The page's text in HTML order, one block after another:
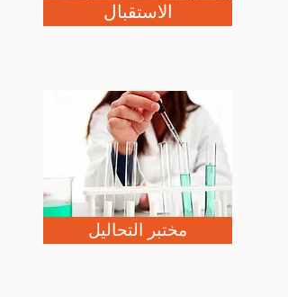
الاستقبال
مختبر التحاليل